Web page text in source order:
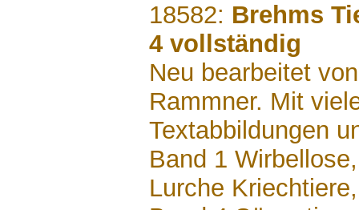
18582: Brehms
4 vollständig
Neu bearbeitet
Rammner. Mit
Textabbildungen
Band 1
Lurche